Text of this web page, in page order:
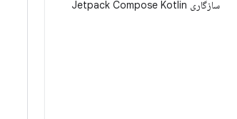
سازگاری Jetpack Compose Kotlin